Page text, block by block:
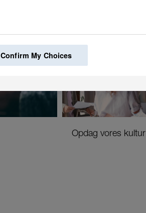
Opdag vores kultur
Confirm My Choices